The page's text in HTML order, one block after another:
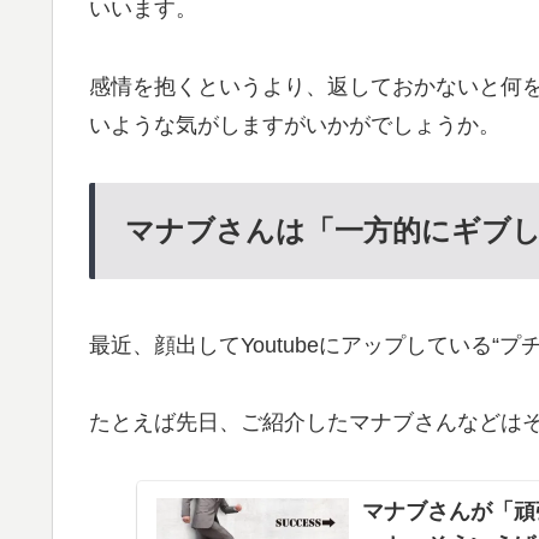
いいます。
感情を抱くというより、返しておかないと何
いような気がしますがいかがでしょうか。
マナブさんは「一方的にギブ
最近、顔出してYoutubeにアップしている“プ
たとえば先日、ご紹介したマナブさんなどは
マナブさんが「